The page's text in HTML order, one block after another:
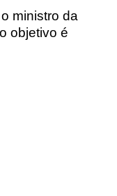
ministro da
objetivo é